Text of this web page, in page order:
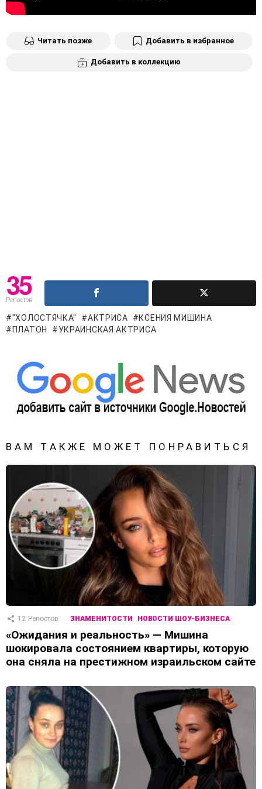
Читать позже Добавить в избранное
Добавить в коллекцию
35
Репостов
"ХОЛОСТЯЧКА" АКТРИСА
КСЕНИЯ МИШИНА
ПЛАТОН
УКРАИНСКАЯ АКТРИСА
ВАМ ТАКЖЕ МОЖЕТ ПОНРАВИТЬСЯ
12 Репостов ЗНАМЕНИТОСТИ НОВОСТИ ШОУ-БИЗНЕСА
«Ожидания и реальность» — Мишина
шокировала состоянием квартиры, которую
она сняла на престижном израильском сайте